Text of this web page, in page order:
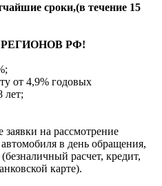
сроки,(в течение 15
РФ!
от 4,9% годовых
лет;
на рассмотрение
в день обращения,
расчет, кредит,
карте).